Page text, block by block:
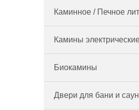
Каминное / Печное
Камины
Биокамины
Двери для бани и